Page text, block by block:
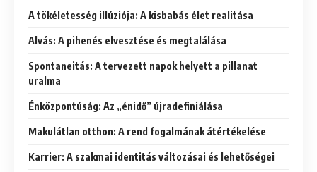
A tökéletesség illúziója: A kisbabás élet realitása
Alvás: A pihenés elvesztése és megtalálása
Spontaneitás: A tervezett napok helyett a pillanat
uralma
Énközpontúság: Az „énidő” újradefiniálása
Makulátlan otthon: A rend fogalmának átértékelése
Karrier: A szakmai identitás változásai és lehetőségei